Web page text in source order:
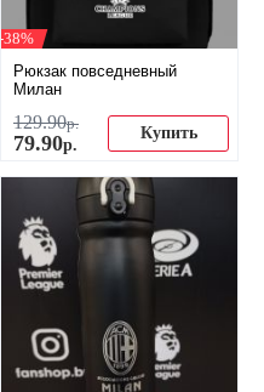
-38%
Рюкзак повседневный
Милан
129.90р.
79.90р.
Купить